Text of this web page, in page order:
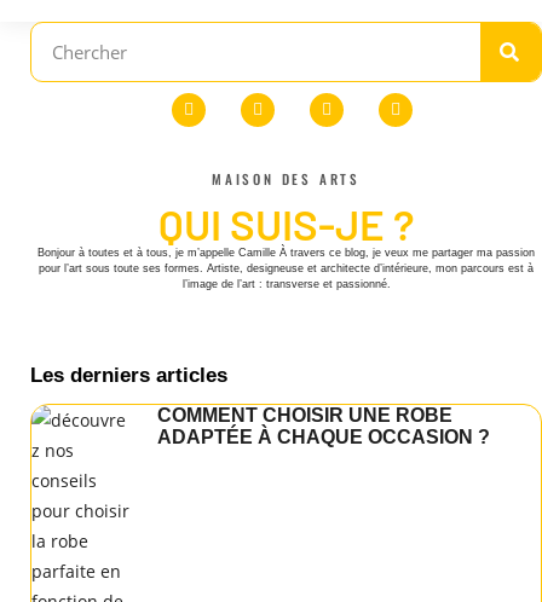
MAISON DES ARTS
QUI SUIS-JE ?
Bonjour à toutes et à tous, je m’appelle Camille À travers ce blog, je veux me partager ma passion
pour l’art sous toute ses formes. Artiste, designeuse et architecte d’intérieure, mon parcours est à
l’image de l’art : transverse et passionné.
Les derniers articles
COMMENT CHOISIR UNE ROBE
ADAPTÉE À CHAQUE OCCASION ?